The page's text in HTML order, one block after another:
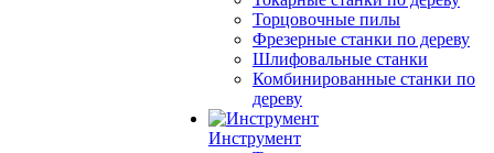
Торцовочные пилы
Фрезерные станки по дереву
Шлифовальные станки
Комбинированные станки по
дереву
Инструмент